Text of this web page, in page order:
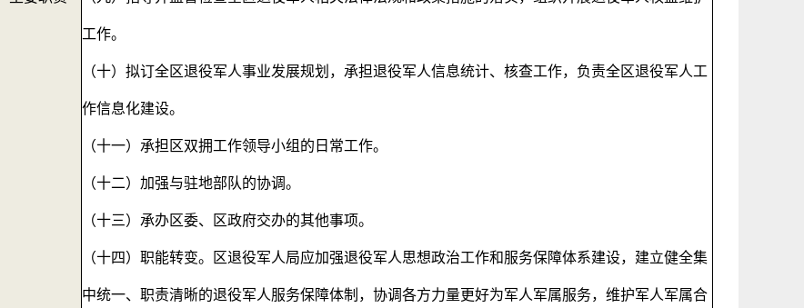
工作。
（十）拟订全区退役军人事业发展规划，承担退役军人信息统计、核查工作，负责全区退役军人工
作信息化建设。
（十一）承担区双拥工作领导小组的日常工作。
（十二）加强与驻地部队的协调。
（十三）承办区委、区政府交办的其他事项。
（十四）职能转变。区退役军人局应加强退役军人思想政治工作和服务保障体系建设，建立健全集
中统一、职责清晰的退役军人服务保障体制，协调各方力量更好为军人军属服务，维护军人军属合